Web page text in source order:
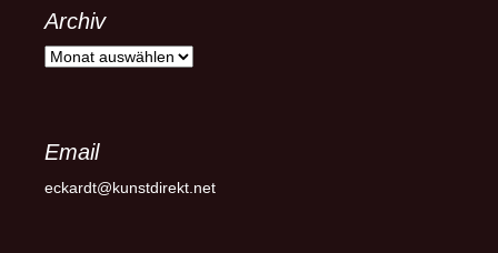
Archiv
Archiv
Email
eckardt@kunstdirekt.net